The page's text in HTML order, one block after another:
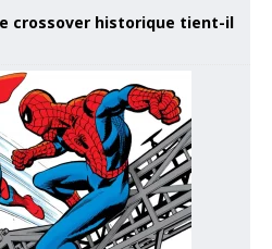
crossover historique tient-il